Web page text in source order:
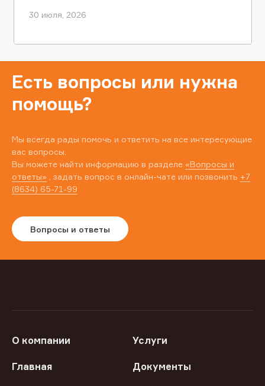
30 июля, 2026
Есть вопросы или нужна
помощь?
Мы всегда рады помочь и ответить на все интересующие
вас вопросы.
Вы можете найти информацию в разделе «Вопросы и
ответы» , задать вопрос в онлайн-чате или позвонить +7
(8634) 65-71-99
Вопросы и ответы
О компании Услуги
Главная Документы